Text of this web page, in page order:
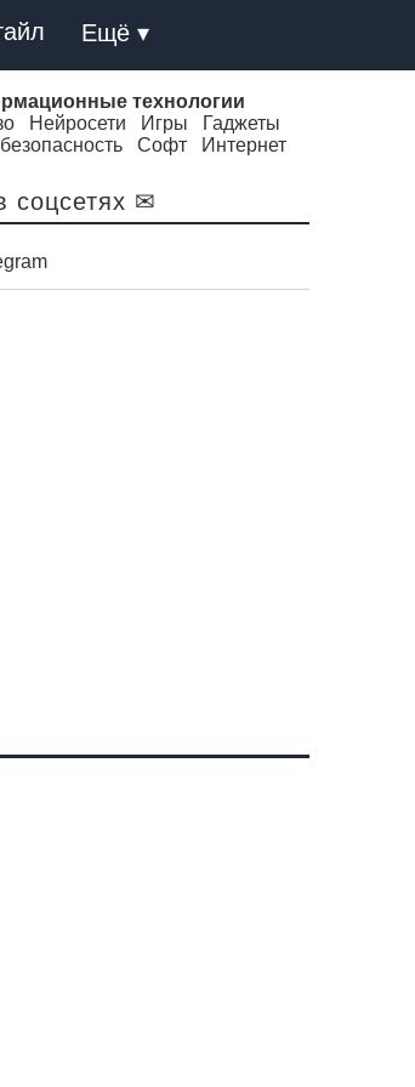
Ещё ▾
технологии
Нейросети Игры
Гаджеты
Софт Интернет
соцсетях ✉